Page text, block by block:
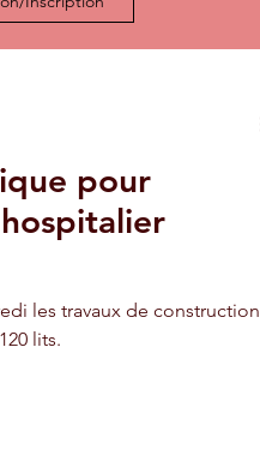
pour
les travaux de construction
lits.